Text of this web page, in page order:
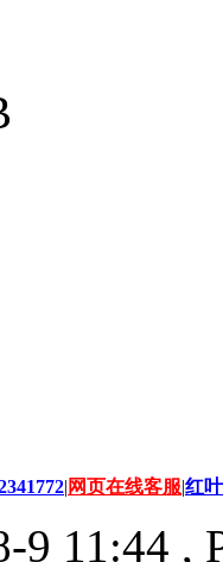
| 网页在线客服|红
9 11:44 ,